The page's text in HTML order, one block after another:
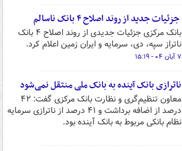
جزئیات جدید از روند اصلاح ۴ بانک ناسالم
بانک مرکزی جزئیات جدیدی از روند اصلاح ۴ بانک
ناتراز سپه، دی، سرمایه و ایران زمین اعلام کرد.
۷ آبان ۰۴ - ۱۵:۱۹
ناترازی بانک آینده به بانک ملی منتقل نمی‌شود
معاون تنظیم‌گری و نظارت بانک مرکزی گفت: ۴۲
درصد از اضافه برداشت و ۴۱ درصد از ناترازی سرمایه
نظام بانکی مربوط به بانک آینده بود.